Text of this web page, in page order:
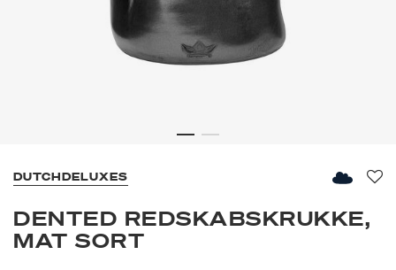
DUTCHDELUXES
DENTED REDSKABSKRUKKE,
MAT SORT